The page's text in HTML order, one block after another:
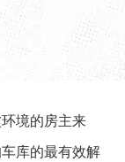
境的房主来
库的最有效解